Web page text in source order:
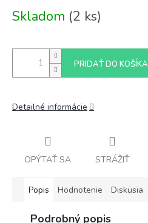
cena:
Skladom (2 ks)
PRIDAŤ DO KOŠÍKA
Detailné informácie
OPÝTAŤ SA STRÁŽIŤ
Popis Hodnotenie Diskusia
Podrobný popis